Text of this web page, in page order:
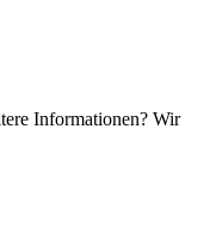
Informationen? Wir